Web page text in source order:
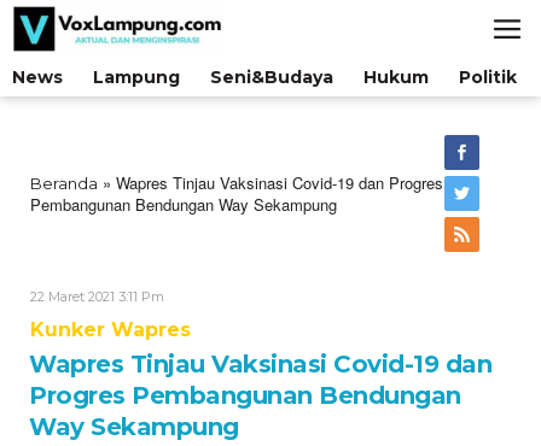
Lewati
konten
News
Lampung Seni&Budaya Hukum Politik
Beranda » Wapres Tinjau Vaksinasi Covid-19 dan Progres
Pembangunan Bendungan Way Sekampung
22 Maret 2021 3:11 Pm
Kunker Wapres
Wapres Tinjau Vaksinasi Covid-19 dan
Progres Pembangunan Bendungan
Way Sekampung